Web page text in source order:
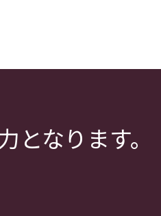
なります。